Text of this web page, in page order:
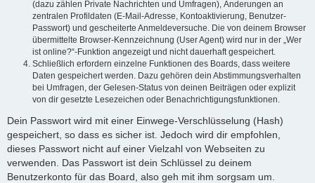
(dazu zählen Private Nachrichten und Umfragen), Änderungen an
zentralen Profildaten (E-Mail-Adresse, Kontoaktivierung, Benutzer-
Passwort) und gescheiterte Anmeldeversuche. Die von deinem Browser
übermittelte Browser-Kennzeichnung (User Agent) wird nur in der „Wer
ist online?“-Funktion angezeigt und nicht dauerhaft gespeichert.
Schließlich erfordern einzelne Funktionen des Boards, dass weitere
Daten gespeichert werden. Dazu gehören dein Abstimmungsverhalten
bei Umfragen, der Gelesen-Status von deinen Beiträgen oder explizit
von dir gesetzte Lesezeichen oder Benachrichtigungsfunktionen.
Dein Passwort wird mit einer Einwege-Verschlüsselung (Hash)
gespeichert, so dass es sicher ist. Jedoch wird dir empfohlen,
dieses Passwort nicht auf einer Vielzahl von Webseiten zu
verwenden. Das Passwort ist dein Schlüssel zu deinem
Benutzerkonto für das Board, also geh mit ihm sorgsam um.